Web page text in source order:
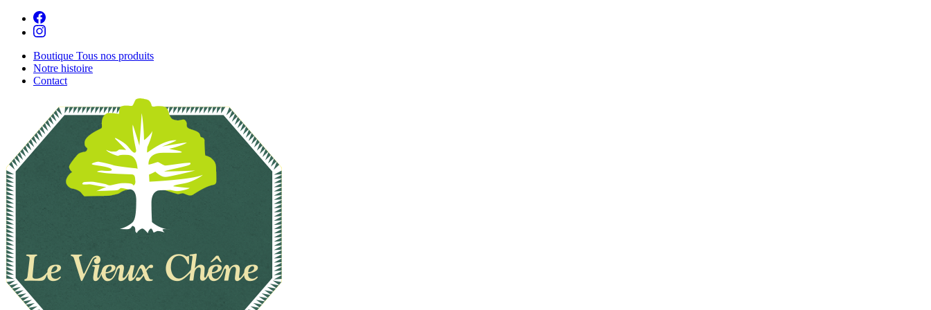
Boutique Tous nos produits
Notre histoire
Contact